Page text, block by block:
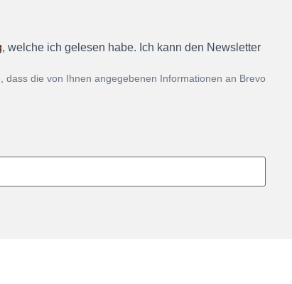
, welche ich gelesen habe. Ich kann den Newsletter
die von Ihnen angegebenen Informationen an Brevo